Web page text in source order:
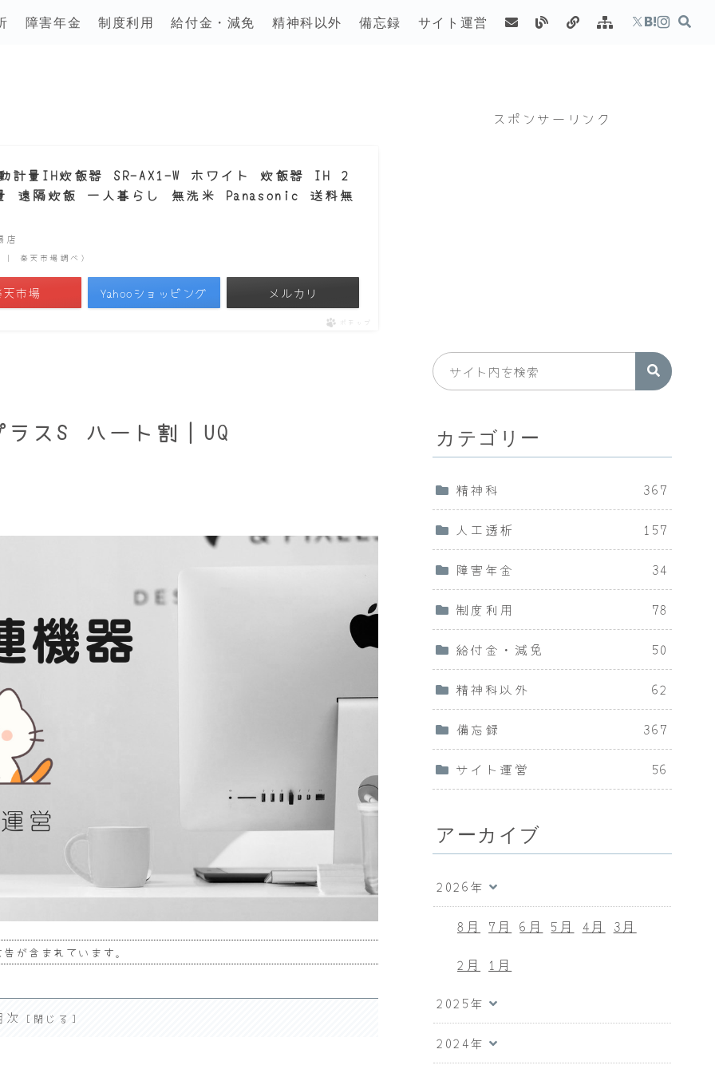
障害年金 制度利用 給付金・減免 精神科以外 備忘録 サイト運営
スS ハート割｜UQ
が含まれています。
計量IH炊飯器 SR-AX1-W ホワイト 炊飯器 IH 2
遠隔炊飯 一人暮らし 無洗米 Panasonic 送料無
楽天市場調べ）
市場 Yahooショッピング メルカリ
ポチップ
次
スポンサーリンク
カテゴリー
精神科 367
人工透析 157
障害年金 34
制度利用 78
給付金・減免 50
精神科以外 62
備忘録 367
サイト運営 56
アーカイブ
2026年
8月 7月 6月 5月 4月
3月
2月
1月
2025年
2024年